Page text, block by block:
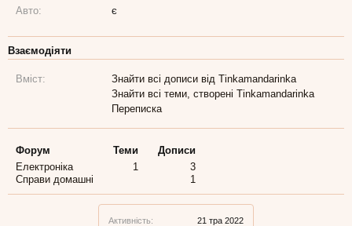
Активність:
21 тра 2022
Авто:
є
Взаємодіяти
Вміст:
Знайти всі дописи від Tinkamandarinka
Знайти всі теми, створені Tinkamandarinka
Переписка
Форум Теми
Дописи
Електроніка
1
3
Справи домашні
1